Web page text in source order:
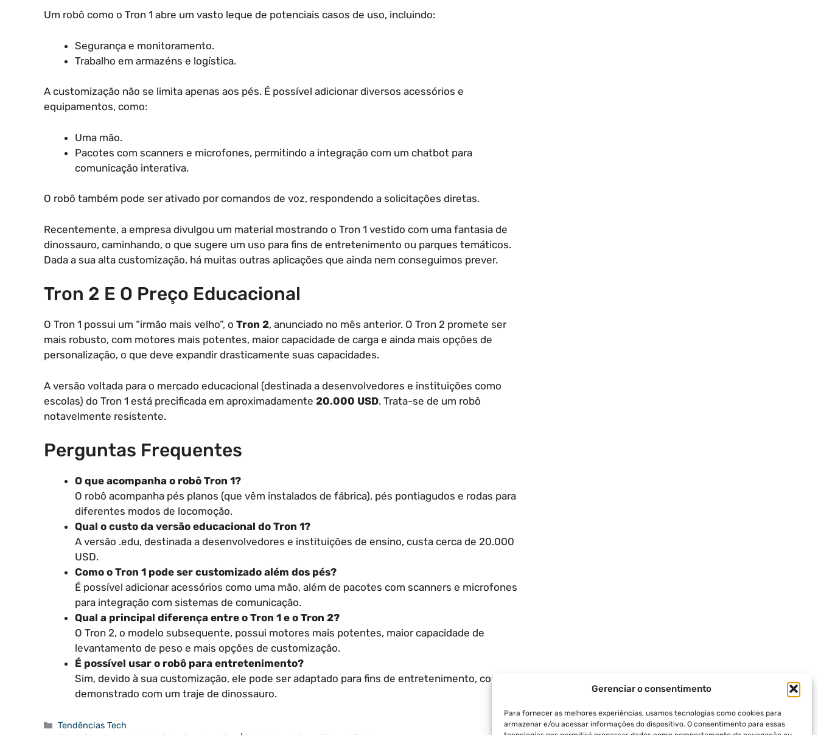
Gerenciar o consentimento
Para fornecer as melhores experiências, usamos tecnologias como cookies para
armazenar e/ou acessar informações do dispositivo. O consentimento para essas
Um robô como o Tron 1 abre um vasto leque de potenciais casos de uso, incluindo:
Segurança e monitoramento.
Trabalho em armazéns e logística.
A customização não se limita apenas aos pés. É possível adicionar diversos acessórios e
equipamentos, como:
Uma mão.
Pacotes com scanners e microfones, permitindo a integração com um chatbot para
comunicação interativa.
O robô também pode ser ativado por comandos de voz, respondendo a solicitações diretas.
Recentemente, a empresa divulgou um material mostrando o Tron 1 vestido com uma fantasia de
dinossauro, caminhando, o que sugere um uso para fins de entretenimento ou parques temáticos.
Dada a sua alta customização, há muitas outras aplicações que ainda nem conseguimos prever.
Tron 2 E O Preço Educacional
O Tron 1 possui um “irmão mais velho”, o Tron 2, anunciado no mês anterior. O Tron 2 promete ser
mais robusto, com motores mais potentes, maior capacidade de carga e ainda mais opções de
personalização, o que deve expandir drasticamente suas capacidades.
A versão voltada para o mercado educacional (destinada a desenvolvedores e instituições como
escolas) do Tron 1 está precificada em aproximadamente 20.000 USD. Trata-se de um robô
notavelmente resistente.
Perguntas Frequentes
O que acompanha o robô Tron 1?
O robô acompanha pés planos (que vêm instalados de fábrica), pés pontiagudos e rodas para
diferentes modos de locomoção.
Qual o custo da versão educacional do Tron 1?
A versão .edu, destinada a desenvolvedores e instituições de ensino, custa cerca de 20.000
USD.
Como o Tron 1 pode ser customizado além dos pés?
É possível adicionar acessórios como uma mão, além de pacotes com scanners e microfones
para integração com sistemas de comunicação.
Qual a principal diferença entre o Tron 1 e o Tron 2?
O Tron 2, o modelo subsequente, possui motores mais potentes, maior capacidade de
levantamento de peso e mais opções de customização.
É possível usar o robô para entretenimento?
Sim, devido à sua customização, ele pode ser adaptado para fins de entretenimento, como foi
demonstrado com um traje de dinossauro.
Categorias
Tendências Tech